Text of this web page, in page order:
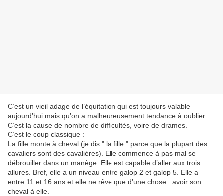
C’est un vieil adage de l’équitation qui est toujours valable
aujourd’hui mais qu’on a malheureusement tendance à oublier.
C’est la cause de nombre de difficultés, voire de drames.
C’est le coup classique :
La fille monte à cheval (je dis " la fille " parce que la plupart des
cavaliers sont des cavalières). Elle commence à pas mal se
débrouiller dans un manège. Elle est capable d’aller aux trois
allures. Bref, elle a un niveau entre galop 2 et galop 5. Elle a
entre 11 et 16 ans et elle ne rêve que d’une chose : avoir son
cheval à elle.